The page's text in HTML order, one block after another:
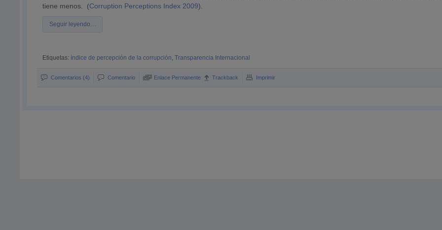
tiene menos. (Corruption Perceptions Index 2009).
Seguir leyendo…
Etiquetas: índice de percepción de la corrupción,Transparencia Internacional
Comentarios (4) Comentario Enlace Permanente Trackback Imprimir